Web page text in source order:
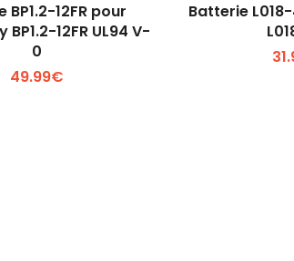
Voir plus +
BP1.2-12FR pour
12FR UL94 V-
0
49.99€
Batterie